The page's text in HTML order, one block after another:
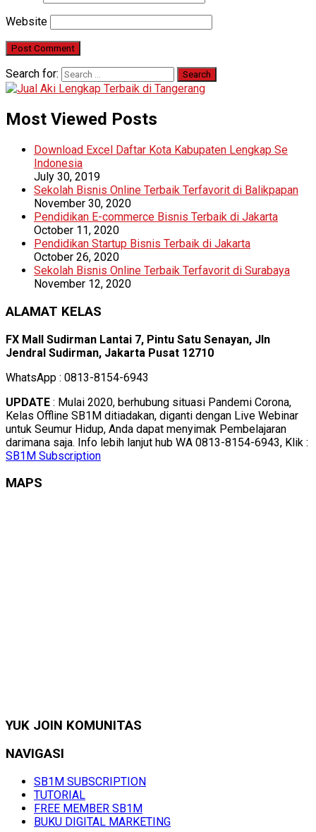
Website
Search for:
Most Viewed Posts
Download Excel Daftar Kota Kabupaten Lengkap Se
Indonesia
July 30, 2019
Sekolah Bisnis Online Terbaik Terfavorit di Balikpapan
November 30, 2020
Pendidikan E-commerce Bisnis Terbaik di Jakarta
October 11, 2020
Pendidikan Startup Bisnis Terbaik di Jakarta
October 26, 2020
Sekolah Bisnis Online Terbaik Terfavorit di Surabaya
November 12, 2020
ALAMAT KELAS
FX Mall Sudirman Lantai 7, Pintu Satu Senayan, Jln
Jendral Sudirman, Jakarta Pusat 12710
WhatsApp : 0813-8154-6943
UPDATE : Mulai 2020, berhubung situasi Pandemi Corona,
Kelas Offline SB1M ditiadakan, diganti dengan Live Webinar
untuk Seumur Hidup, Anda dapat menyimak Pembelajaran
darimana saja. Info lebih lanjut hub WA 0813-8154-6943, Klik :
SB1M Subscription
MAPS
YUK JOIN KOMUNITAS
NAVIGASI
SB1M SUBSCRIPTION
TUTORIAL
FREE MEMBER SB1M
BUKU DIGITAL MARKETING